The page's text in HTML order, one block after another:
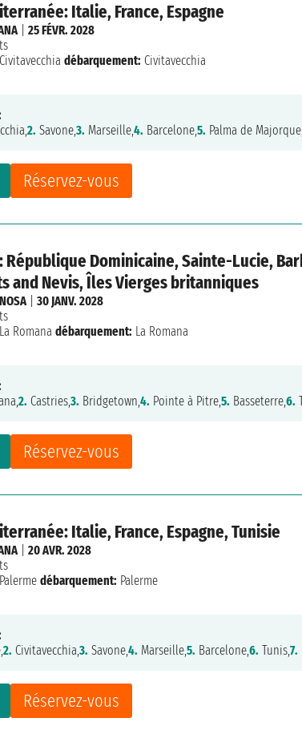
Italie, France, Espagne
Réservez-vous
|25 FÉVR. 2028
Civitavecchia débarquement: Civitavecchia
2. Savone,3. Marseille,4. Barcelone,5. Palma de
République Dominicaine, Sainte-Lucie,
and Nevis, Îles Vierges britanniques
Réservez-vous
|30 JANV. 2028
La Romana débarquement: La Romana
2. Castries,3. Bridgetown,4. Pointe à Pitre,5. Basseterre,6.
Italie, France, Espagne, Tunisie
Réservez-vous
|20 AVR. 2028
Palerme débarquement: Palerme
2. Civitavecchia,3. Savone,4. Marseille,5. Barcelone,6. Tunis,7.